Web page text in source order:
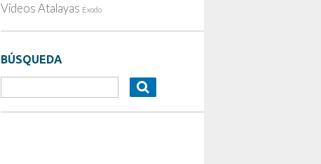
Videos Atalayas Éxodo
BÚSQUEDA